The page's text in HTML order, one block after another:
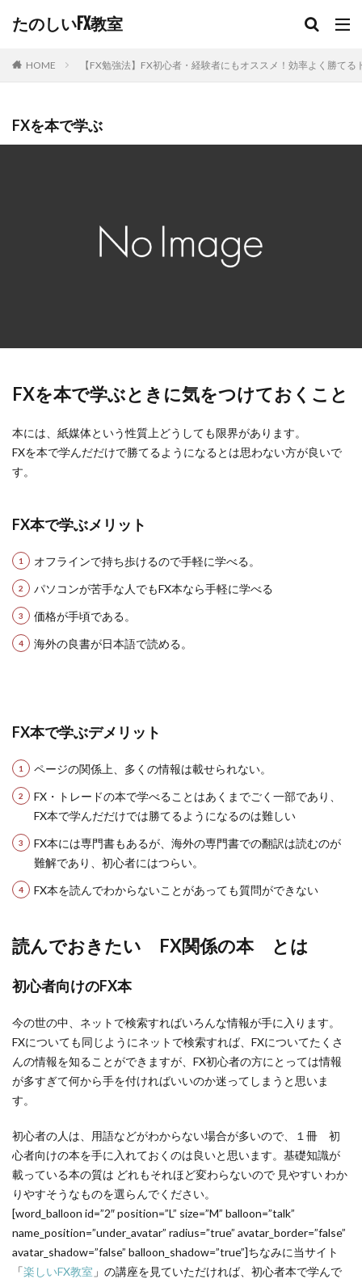
たのしいFX教室
HOME 【FX勉強法】FX初心者・経験者にもオススメ！効率よく勝て
FXを本で学ぶ
FXを本で学ぶときに気をつけておくこと
本には、紙媒体という性質上どうしても限界があります。
FXを本で学んだだけで勝てるようになるとは思わない方が良いで
す。
FX本で学ぶメリット
オフラインで持ち歩けるので手軽に学べる。
パソコンが苦手な人でもFX本なら手軽に学べる
価格が手頃である。
海外の良書が日本語で読める。
FX本で学ぶデメリット
ページの関係上、多くの情報は載せられない。
FX・トレードの本で学べることはあくまでごく一部であり、
FX本で学んだだけでは勝てるようになるのは難しい
FX本には専門書もあるが、海外の専門書での翻訳は読むのが
難解であり、初心者にはつらい。
FX本を読んでわからないことがあっても質問ができない
読んでおきたい FX関係の本 とは
初心者向けのFX本
今の世の中、ネットで検索すればいろんな情報が手に入ります。
FXについても同じようにネットで検索すれば、FXについてたくさ
んの情報を知ることができますが、FX初心者の方にとっては情報
が多すぎて何から手を付ければいいのか迷ってしまう と思いま
す。
初心者の人は、用語などがわからない場合が多いので、１冊 初
心者向けの本を手に入れておくのは良いと思います。基礎知識が
載っている本の質は どれもそれほど変わらないので 見やすい わか
りやすそうなものを選らんでください。
[word_balloon id=”2″ position=”L” size=”M” balloon=”talk”
name_position=”under_avatar” radius=”true” avatar_border=”false”
avatar_shadow=”false” balloon_shadow=”true”]ちなみに当サイト
「楽しいFX教室 」の講座を見ていただければ、初心者本で学んで